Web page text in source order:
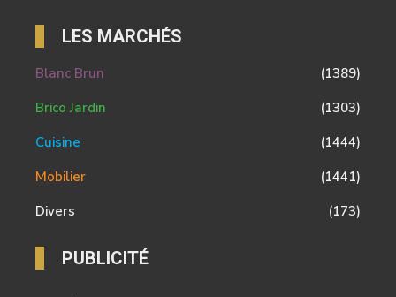
LES MARCHÉS
Blanc Brun
(1389)
Brico Jardin
(1303)
Cuisine
(1444)
Mobilier
(1441)
Divers
(173)
PUBLICITÉ